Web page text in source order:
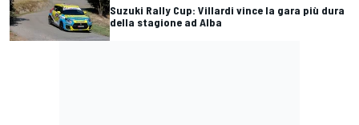
Suzuki Rally Cup: Villardi vince la gara più dura
della stagione ad Alba